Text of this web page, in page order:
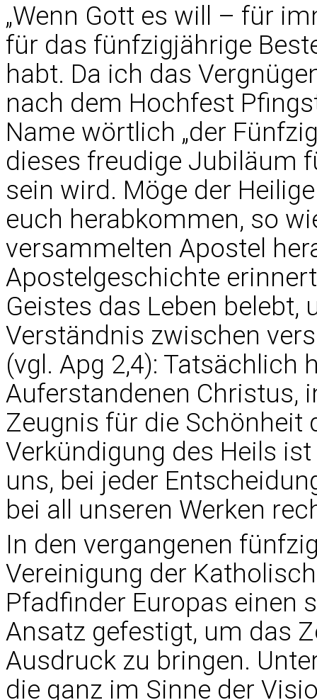
„Wenn Gott es will – für
für das fünfzigjährige
habt. Da ich das
nach dem Hochfest
Name wörtlich „der
dieses freudige Jubiläum
sein wird. Möge der
euch herabkommen, so
versammelten Apostel
Apostelgeschichte
Geistes das Leben
Verständnis zwischen
(vgl. Apg 2,4): Tatsächlich
Auferstandenen Christus,
Zeugnis für die Schönheit
Verkündigung des Heils
uns, bei jeder
bei all unseren Werken
In den vergangenen
Vereinigung der
Pfadfinder Europas einen
Ansatz gefestigt, um das
Ausdruck zu bringen.
die ganz im Sinne der